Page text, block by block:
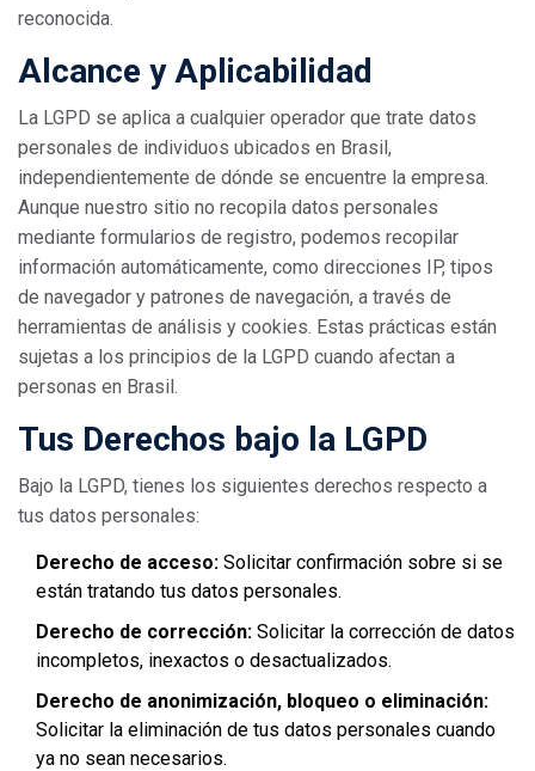
reconocida.
Alcance y Aplicabilidad
La LGPD se aplica a cualquier operador que trate datos
personales de individuos ubicados en Brasil,
independientemente de dónde se encuentre la empresa.
Aunque nuestro sitio no recopila datos personales
mediante formularios de registro, podemos recopilar
información automáticamente, como direcciones IP, tipos
de navegador y patrones de navegación, a través de
herramientas de análisis y cookies. Estas prácticas están
sujetas a los principios de la LGPD cuando afectan a
personas en Brasil.
Tus Derechos bajo la LGPD
Bajo la LGPD, tienes los siguientes derechos respecto a
tus datos personales:
Derecho de acceso: Solicitar confirmación sobre si se
están tratando tus datos personales.
Derecho de corrección: Solicitar la corrección de datos
incompletos, inexactos o desactualizados.
Derecho de anonimización, bloqueo o eliminación:
Solicitar la eliminación de tus datos personales cuando
ya no sean necesarios.